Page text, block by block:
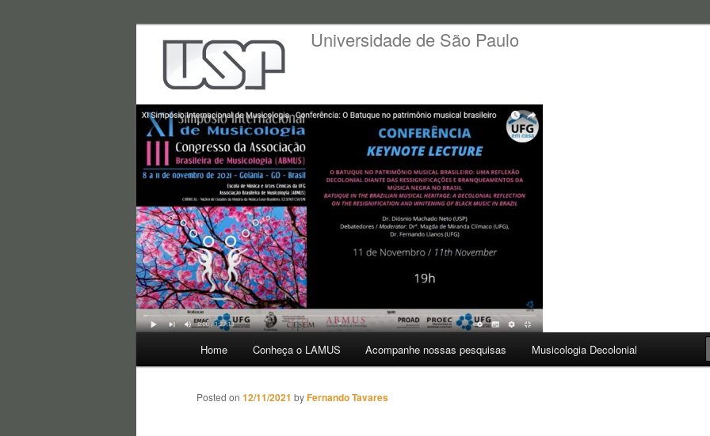
Universidade de São Paulo
Skip to primary content
Home Conheça o LAMUS Acompanhe nossas pesquisas Musicologia Decolonial
Posted on 12/11/2021 byFernando Tavares